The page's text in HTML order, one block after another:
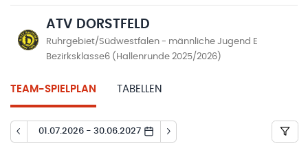
ATV DORSTFELD
Ruhrgebiet/Südwestfalen - männliche Jugend E
Bezirksklasse6 (Hallenrunde 2025/2026)
TEAM-SPIELPLAN TABELLEN
01.07.2026 - 30.06.2027